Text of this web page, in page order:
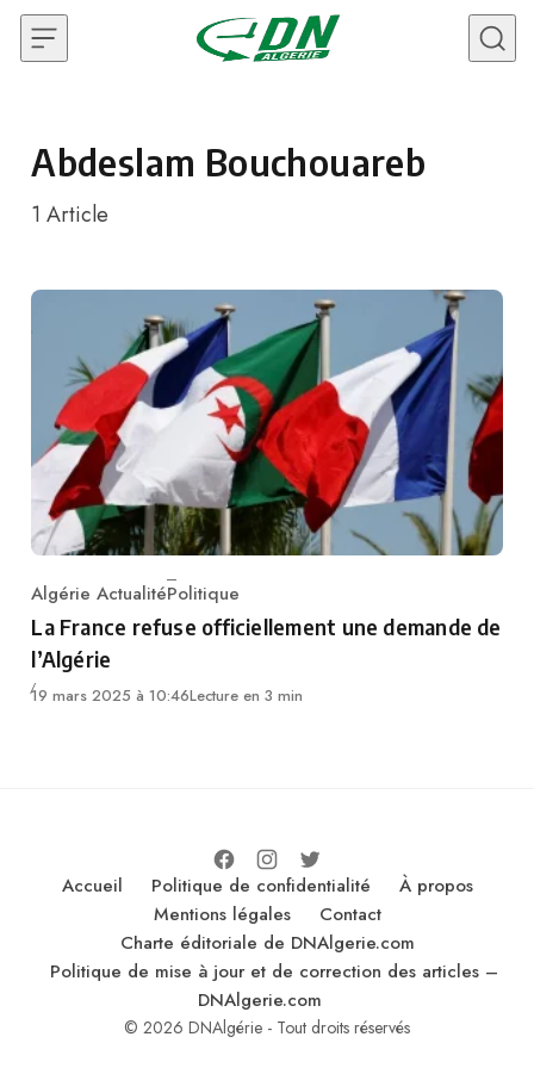
Skip to content
Abdeslam Bouchouareb
1 Article
Category
Algérie ActualitéPolitique
La France refuse officiellement une demande de
l’Algérie
19 mars 2025 à 10:46Lecture en 3 min
Accueil Politique de confidentialité
À propos
Mentions légales
Contact
Charte éditoriale de DNAlgerie.com
Politique de mise à jour et de correction des articles –
DNAlgerie.com
© 2026 DNAlgérie - Tout droits réservés